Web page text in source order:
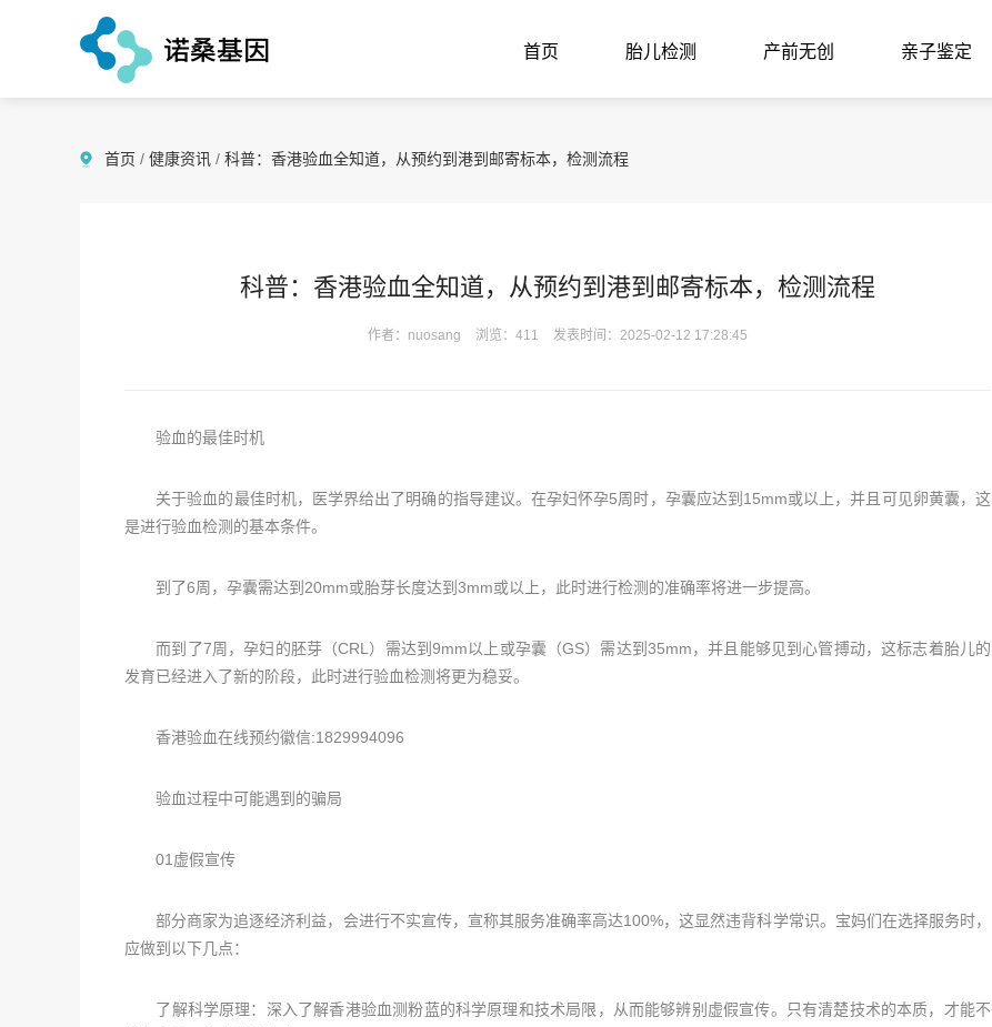
首页 胎儿检测 产前无创 亲子鉴定
首页 / 健康资讯 / 科普：香港验血全知道，从预约到港到邮寄标本，检测流程
科普：香港验血全知道，从预约到港到邮寄标本，检测流程
作者：nuosang 浏览：411 发表时间：2025-02-12 17:28:45
验血的最佳时机
关于验血的最佳时机，医学界给出了明确的指导建议。在孕妇怀孕5周时，孕囊应达到15mm或以上，并且可见卵黄囊，这
是进行验血检测的基本条件。
到了6周，孕囊需达到20mm或胎芽长度达到3mm或以上，此时进行检测的准确率将进一步提高。
而到了7周，孕妇的胚芽（CRL）需达到9mm以上或孕囊（GS）需达到35mm，并且能够见到心管搏动，这标志着胎儿的
发育已经进入了新的阶段，此时进行验血检测将更为稳妥。
香港验血在线预约徽信:1829994096
验血过程中可能遇到的骗局
01虚假宣传
部分商家为追逐经济利益，会进行不实宣传，宣称其服务准确率高达100%，这显然违背科学常识。宝妈们在选择服务时，
应做到以下几点：
了解科学原理：深入了解香港验血测粉蓝的科学原理和技术局限，从而能够辨别虚假宣传。只有清楚技术的本质，才能不